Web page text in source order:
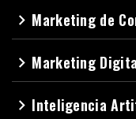
navigate_next Marketing de
navigate_next Marketing
navigate_next Inteligencia